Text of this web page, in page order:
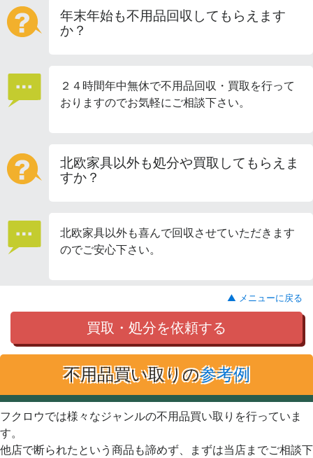
年末年始も不用品回収してもらえます
か？
２４時間年中無休で不用品回収・買取を行って
おりますのでお気軽にご相談下さい。
北欧家具以外も処分や買取してもらえま
すか？
北欧家具以外も喜んで回収させていただきます
のでご安心下さい。
▲ メニューに戻る
買取・処分を依頼する
不用品買い取りの参考例
フクロウでは様々なジャンルの不用品買い取りを行っていま
す。
他店で断られたという商品も諦めず、まずは当店までご相談下